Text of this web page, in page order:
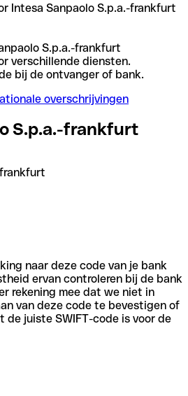
Intesa Sanpaolo S.p.a.-frankfurt
S.p.a.-frankfurt
verschillende diensten.
bij de ontvanger of bank.
overschrijvingen
S.p.a.-frankfurt
naar deze code van je bank
ervan controleren bij de bank
rekening mee dat we niet in
van deze code te bevestigen of
de juiste SWIFT-code is voor de